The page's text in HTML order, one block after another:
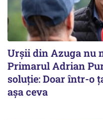
Urșii din Azuga nu
Primarul Adrian
soluție: Doar într-o
așa ceva